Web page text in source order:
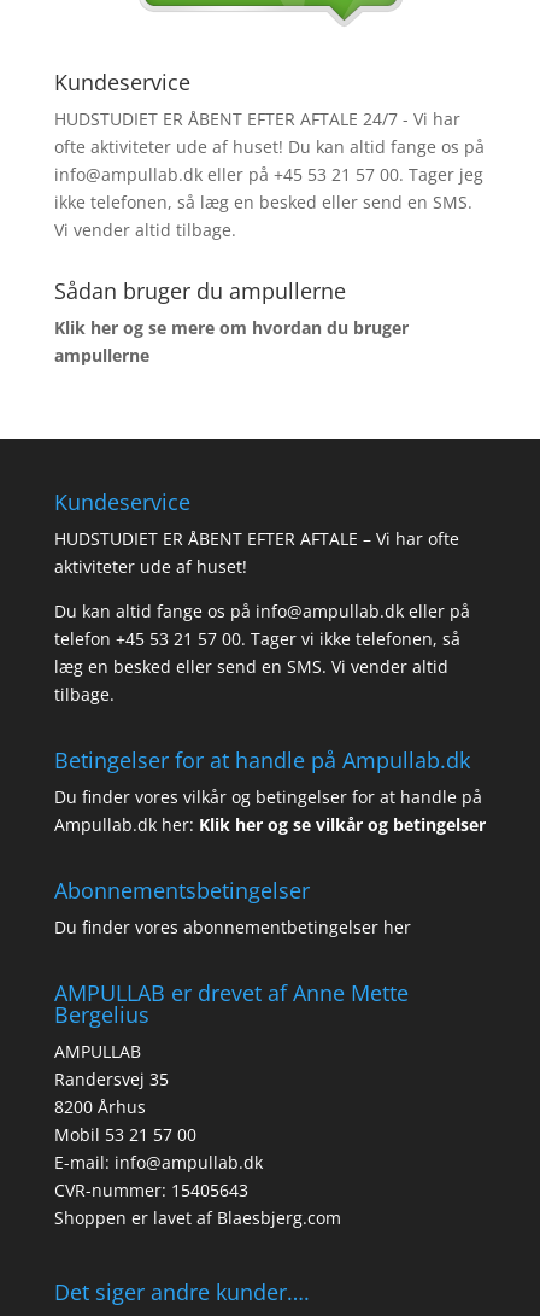
Kundeservice
HUDSTUDIET ER ÅBENT EFTER AFTALE 24/7 - Vi har
ofte aktiviteter ude af huset! Du kan altid fange os på
info@ampullab.dk eller på +45 53 21 57 00. Tager jeg
ikke telefonen, så læg en besked eller send en SMS.
Vi vender altid tilbage.
Sådan bruger du ampullerne
Klik her og se mere om hvordan du bruger
ampullerne
Kundeservice
HUDSTUDIET ER ÅBENT EFTER AFTALE – Vi har ofte
aktiviteter ude af huset!
Du kan altid fange os på info@ampullab.dk eller på
telefon +45 53 21 57 00. Tager vi ikke telefonen, så
læg en besked eller send en SMS. Vi vender altid
tilbage.
Betingelser for at handle på Ampullab.dk
Du finder vores vilkår og betingelser for at handle på
Ampullab.dk her: Klik her og se vilkår og betingelser
Abonnementsbetingelser
Du finder vores abonnementbetingelser her
AMPULLAB er drevet af Anne Mette
Bergelius
AMPULLAB
Randersvej 35
8200 Århus
Mobil 53 21 57 00
E-mail: info@ampullab.dk
CVR-nummer: 15405643
Shoppen er lavet af Blaesbjerg.com
Det siger andre kunder….